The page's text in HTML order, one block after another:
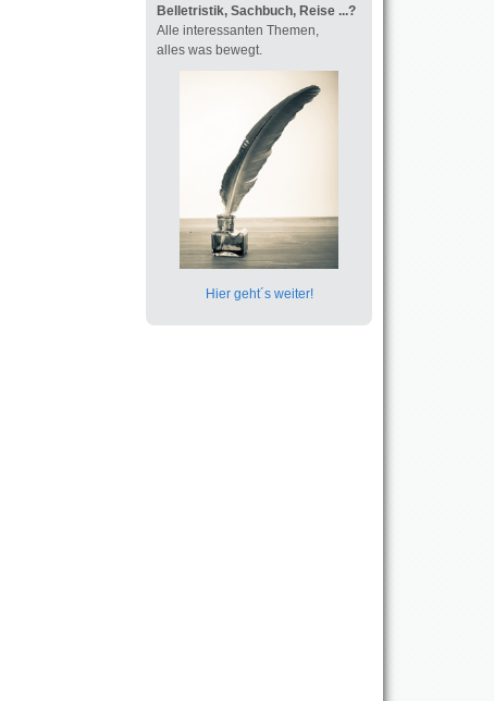
Belletristik, Sachbuch , Reise ...?
Alle interessanten Themen,
alles was bewegt.
Hier geht´s weiter!